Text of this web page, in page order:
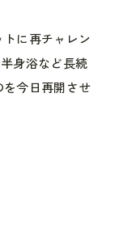
に再チャレン
身浴など長続
を今日再開させ